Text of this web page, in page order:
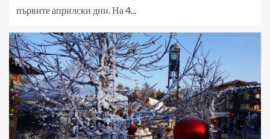
първите априлски дни. На 4...